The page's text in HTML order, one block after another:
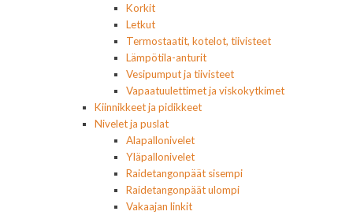
Korkit
Letkut
Termostaatit, kotelot, tiivisteet
Lämpötila-anturit
Vesipumput ja tiivisteet
Vapaatuulettimet ja viskokytkimet
Kiinnikkeet ja pidikkeet
Nivelet ja puslat
Alapallonivelet
Yläpallonivelet
Raidetangonpäät sisempi
Raidetangonpäät ulompi
Vakaajan linkit